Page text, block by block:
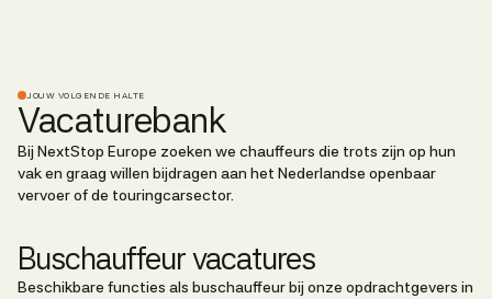
JOUW VOLGENDE HALTE
Vacaturebank
Bij NextStop Europe zoeken we chauffeurs die trots zijn op hun
vak en graag willen bijdragen aan het Nederlandse openbaar
vervoer of de touringcarsector.
Buschauffeur vacatures
Beschikbare functies als buschauffeur bij onze opdrachtgevers in